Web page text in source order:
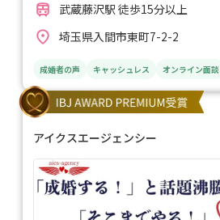
武蔵藤沢駅 徒歩15分以上
埼玉県入間市東町7-2-2
成婚者の声 キャッシュレス オンライン面談
アイクスエージェンシー